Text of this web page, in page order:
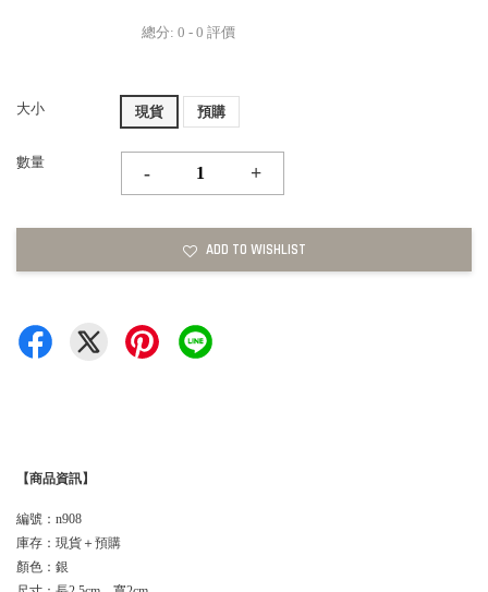
總分: 0 - 0 評價
大小 現貨 預購
數量
- +
ADD TO WISHLIST
【商品資訊】
編號：n908
庫存：現貨＋預購
顏色：銀